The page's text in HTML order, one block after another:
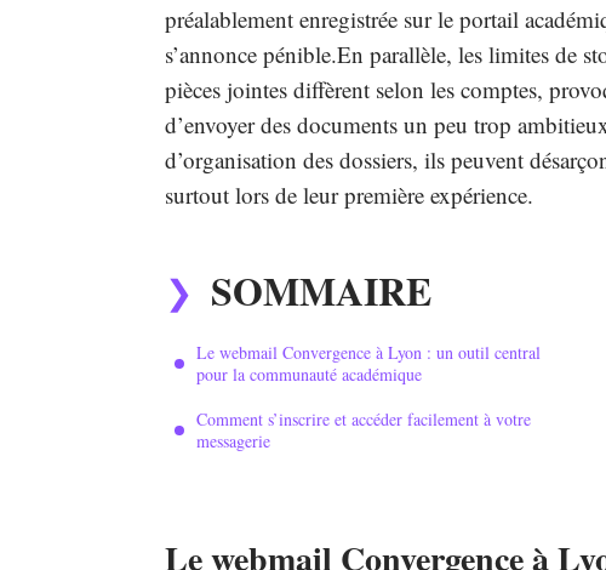
préalablement enregistrée sur le portail
s’annonce pénible.En parallèle, les limites de
pièces jointes diffèrent selon les comptes,
d’envoyer des documents un peu trop
d’organisation des dossiers, ils peuvent
surtout lors de leur première expérience.
SOMMAIRE
Le webmail Convergence à Lyon : un outil central
pour la communauté académique
Comment s’inscrire et accéder facilement à votre
messagerie
Le webmail Convergence à